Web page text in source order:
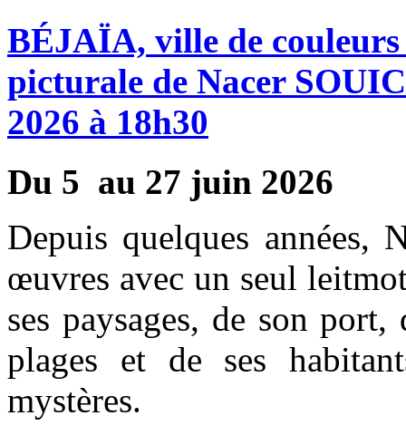
BÉJAÏA, ville de couleurs
picturale de Nacer
2026 à 18h30
Du 5 au 27 juin 2026
Depuis quelques années,
œuvres avec un seul
ses paysages, de son port,
plages et de ses
mystères.